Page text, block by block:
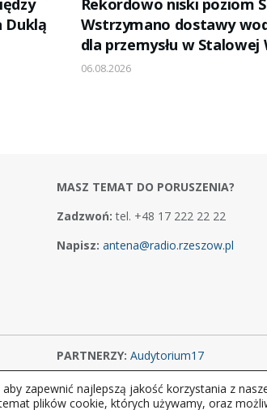
Duklą
Rekordowo niski poziom
Wstrzymano dostawy
dla przemysłu w Stalowej
06.08.2026
MASZ TEMAT DO PORUSZENIA?
Zadzwoń: tel. +48 17 222 22 22
Napisz: antena@radio.rzeszow.pl
PARTNERZY: Audytorium17
Rzeszów S.A. w likwidacj. Wszelkie prawa
zapewnić najlepszą jakość korzystania z
plików cookie, których używamy, oraz